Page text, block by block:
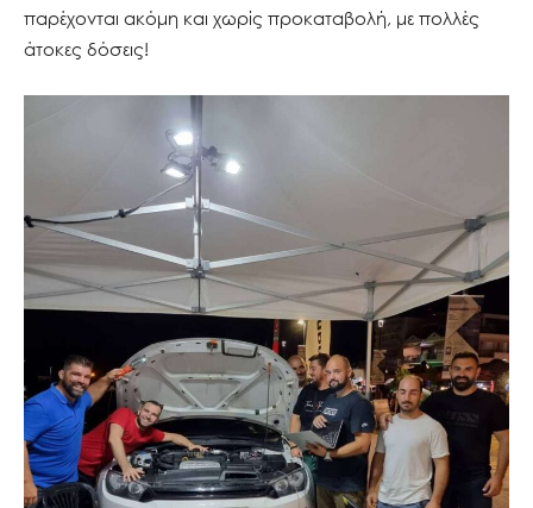
παρέχονται ακόμη και χωρίς προκαταβολή, με πολλές
άτοκες δόσεις!